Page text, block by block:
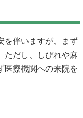
を伴いますが、まず
ただし、しびれや麻
医療機関への来院を